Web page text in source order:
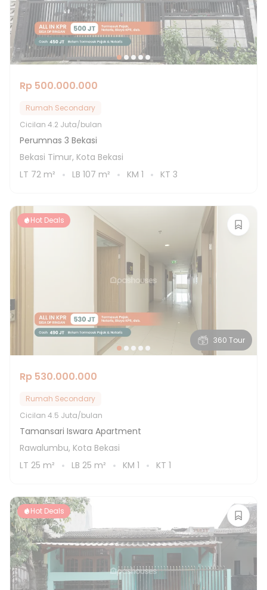
Rp 500.000.000
Rumah Secondary
Cicilan 4.2 Juta/bulan
Perumnas 3 Bekasi
Bekasi Timur, Kota Bekasi
LT 72 m² LB 107 m² KM 1 KT 3
360 Tour
Hot Deals
Rp 530.000.000
Rumah Secondary
Cicilan 4.5 Juta/bulan
Tamansari Iswara Apartment
Rawalumbu, Kota Bekasi
LT 25 m² LB 25 m² KM 1 KT 1
Hot Deals